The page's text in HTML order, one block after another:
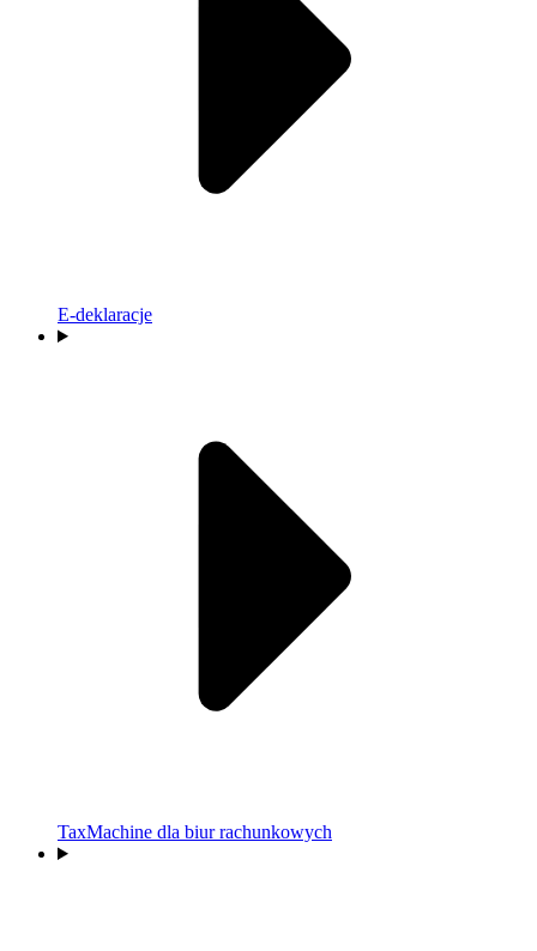
E-deklaracje
TaxMachine dla biur rachunkowych